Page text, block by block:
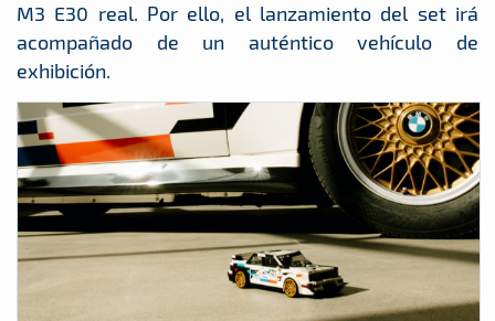
M3 E30 real. Por ello, el lanzamiento del set irá
acompañado de un auténtico vehículo de
exhibición.